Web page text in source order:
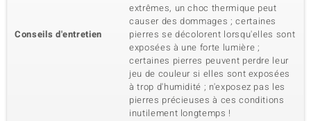
Conseils d'entretien
extrêmes, un choc thermique peut
causer des dommages ; certaines
pierres se décolorent lorsqu'elles sont
exposées à une forte lumière ;
certaines pierres peuvent perdre leur
jeu de couleur si elles sont exposées
à trop d'humidité ; n'exposez pas les
pierres précieuses à ces conditions
inutilement longtemps !